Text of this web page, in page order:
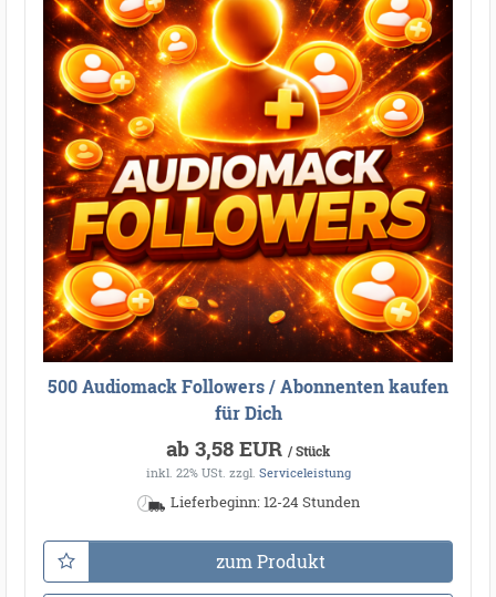
500 Audiomack Followers / Abonnenten kaufen
für Dich
ab 3,58 EUR / Stück
inkl. 22% USt. zzgl. Serviceleistung
Lieferbeginn: 12-24 Stunden
zum Produkt